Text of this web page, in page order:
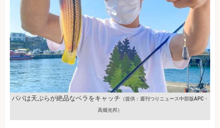
パパは天ぷらが絶品なベラをキャッチ （提供：週刊つりニュース中部版APC・
高畑光邦）